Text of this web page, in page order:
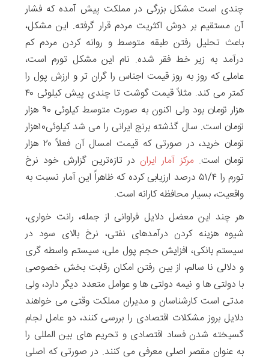
چندی است مشکل بزرگی در مملکت پیش آمده که فشار
آن مستقیم بر دوش اکثریت مردم قرار گرفته. این مشکل،
باعث تحلیل رفتن طبقه متوسط و روانه کردن مردم کم
درآمد به زیر خط فقر شده. نام این مشکل تورم است،
عاملی که روز به روز قیمت اجناس را گران تر و ارزش پول را
کمتر می کند. مثلاً قیمت گوشت تا چندی پیش کیلوئی ۴۰
هزار تومان بود ولی اکنون به صورت متوسط کیلوئی ۹۰ هزار
تومان است. سال گذشته برنج ایرانی را می شد کیلوئی۱۰هزار
تومان خرید، در صورتی که قیمت امسال آن فعلاً ۲۰ هزار
تومان است.مرکز آمار ایران در تازه‌ترین گزارش خود نرخ
تورم را ۵۱/۴ درصد ارزیابی کرده که ظاهراً این آمار نسبت به
واقعیت، بسیار محافظه کارانه است.
هر چند این معضل دلایل فراوانی از جمله، رانت خواری،
شیوه هزینه کردن درآمدهای نفتی، نرخ بالای سود در
سیستم بانکی، افزایش حجم پول ملی، سیستم واسطه گری
و دلالی نا سالم، از بین رفتن امکان رقابت بخش خصوصی
با دولتی ها و نیمه دولتی ها و عوامل متعدد دیگر دارد، ولی
مدتی است کارشناسان و مدیران مملکت وقتی می خواهند
دلایل بروز مشکلات اقتصادی را بررسی کنند، دو عامل لجام
گسیخته شدن فساد اقتصادی و تحریم های بین المللی را
به عنوان مقصر اصلی معرفی می کنند. در صورتی که اصلی